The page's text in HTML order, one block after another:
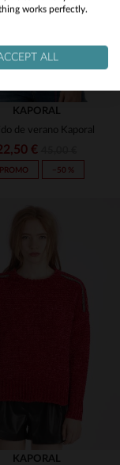
DISPONIBLES
KAPORAL
de verano Kaporal
€
PROMO −50 %
KAPORAL
works perfectly.
ALL